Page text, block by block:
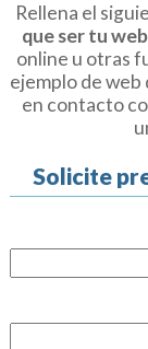
Rellena el
que ser tu web
online u otras
ejemplo de
en contacto
Solicite